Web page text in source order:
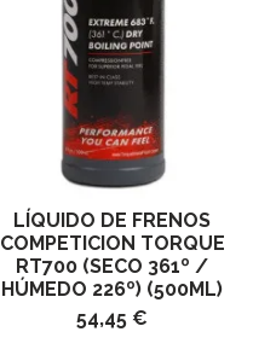
LÍQUIDO DE FRENOS
COMPETICION TORQUE
RT700 (SECO 361º /
HÚMEDO 226º) (500ML)
54,45 €